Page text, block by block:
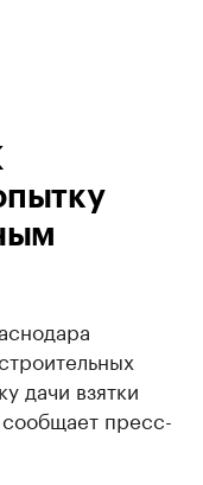
дачи взятки
пресс-